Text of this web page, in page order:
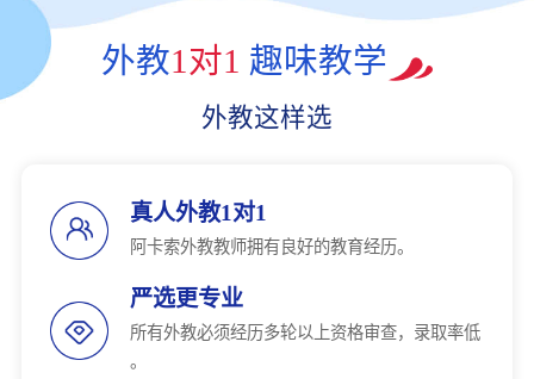
外教1对1 趣味教学
外教这样选
真人外教1对1
阿卡索外教教师拥有良好的教育经历。
严选更专业
所有外教必须经历多轮以上资格审查，录取率低
。